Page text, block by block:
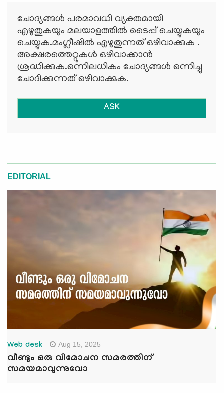
ചോദ്യങ്ങള്‍ പരമാവധി വ്യക്തമായി
എഴുതുകയും മലയാളത്തില്‍ ടൈപ്പ് ചെയ്യുകയും
ചെയ്യുക.മംഗ്ലീഷില്‍ എഴുതുന്നത് ഒഴിവാക്കുക .
അക്ഷരത്തെറ്റുകള്‍ ഒഴിവാക്കാന്‍
ശ്രദ്ധിക്കുക.ഒന്നിലധികം ചോദ്യങ്ങള്‍ ഒന്നിച്ചു
ചോദിക്കുന്നത് ഒഴിവാക്കുക.
ASK
EDITORIAL
Web desk Aug 15, 2025
വീണ്ടും ഒരു വിമോചന സമരത്തിന്
സമയമാവുന്നുവോ